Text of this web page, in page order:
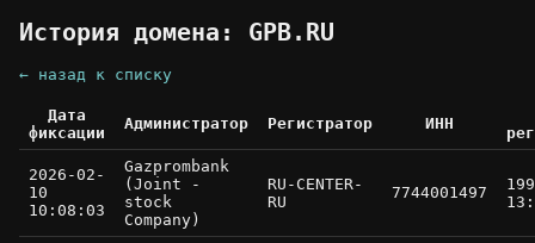
История домена: GPB.RU
← назад к списку
Дата
фиксации
Администратор Регистратор ИНН
2026-02-
10
10:08:03
Gazprombank
(Joint -
stock
Company)
RU-CENTER-
RU
7744001497